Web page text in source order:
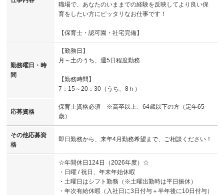
職場で、あなたのいままでの経験を反映してより良い保
育をしたい方にピッタリなお仕事です！
【保育士・認可園・社宅完備】
勤務曜日・時
間
【勤務日】
月～土のうち、週5日程度勤務
【勤務時間】
7：15～20：30（うち、8ｈ）
応募資格
保育士資格必須 ※高卒以上、64歳以下の方（定年65
歳）
その他応募資
格
即日勤務から、来年4月勤務希望まで、ご相談ください！
☆年間休日124日（2026年度）☆
・日曜 / 祝日、年末年始休暇
・土曜日はシフト勤務（※土曜出勤時は平日振休）
・年次有給休暇（入社日に3日付与＋半年後に10日付与）